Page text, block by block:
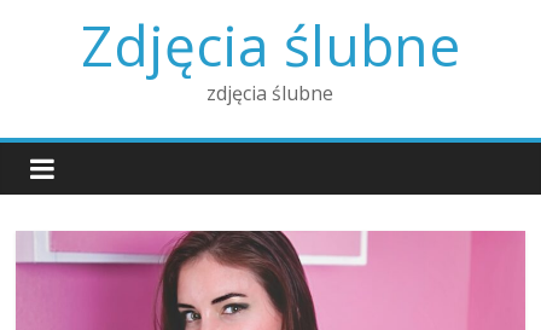
Zdjęcia ślubne
zdjęcia ślubne